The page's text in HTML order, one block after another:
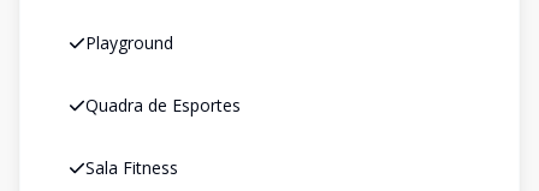
Playground
Quadra de Esportes
Sala Fitness